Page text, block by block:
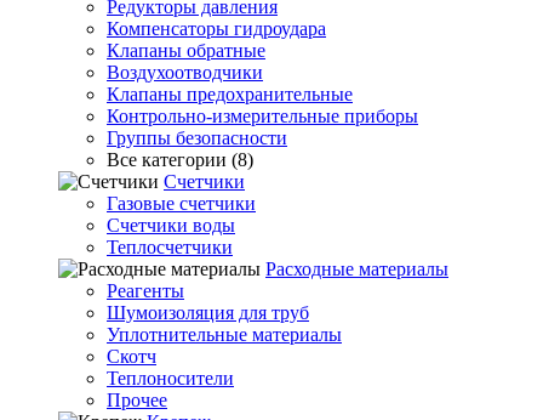
Редукторы давления
Компенсаторы гидроудара
Клапаны обратные
Воздухоотводчики
Клапаны предохранительные
Контрольно-измерительные приборы
Группы безопасности
Все категории (8)
Счетчики
Газовые счетчики
Счетчики воды
Теплосчетчики
Расходные материалы
Реагенты
Шумоизоляция для труб
Уплотнительные материалы
Скотч
Теплоносители
Прочее